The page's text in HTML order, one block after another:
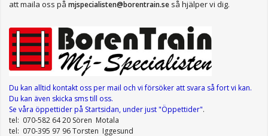
att maila oss på mjspecialisten@borentrain.se så hjälper vi dig.
Du kan alltid kontakt oss per mail och vi försöker att svara så fort vi kan.
Du kan även skicka sms till oss.
Se våra öppettiderpå Startsidan, under just "Öppettider".
tel: 070-582 64 20 Sören Motala
tel: 070-395 97 96 Torsten Iggesund